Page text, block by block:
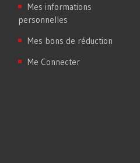
Mes informations
personnelles
Mes bons de réduction
Me Connecter